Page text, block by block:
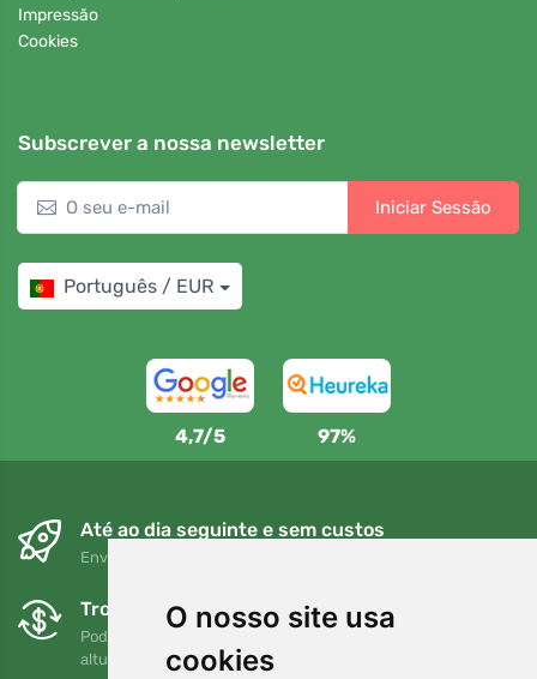
O nosso site usa
cookies
Impressão
Cookies
Subscrever a nossa newsletter
Iniciar Sessão
Português / EUR
4,7/5 97%
Até ao dia seguinte e sem custos
Envio gratuito para encomendas superiores a 80 EUR
Trocas e devoluções gratuitas
Pode devolver ou trocar a sua encomenda em qualquer
altura no prazo de 90 dias